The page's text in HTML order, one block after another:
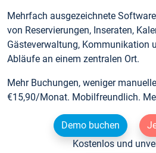
Mehrfach ausgezeichnete
von Reservierungen, Inseraten,
Gästeverwaltung, Kommunikation
Abläufe an einem zentralen Ort.
Mehr Buchungen, weniger
€15,90/Monat. Mobilfreundlich.
Demo buchen
Kostenlos und